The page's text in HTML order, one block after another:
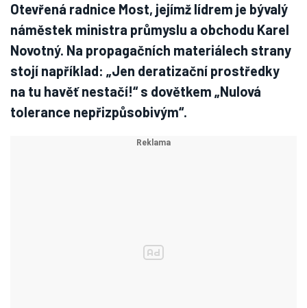
Otevřená radnice Most, jejímž lídrem je bývalý
náměstek ministra průmyslu a obchodu Karel
Novotný. Na propagačních materiálech strany
stojí například: „Jen deratizační prostředky
na tu havěť nestačí!“ s dovětkem „Nulová
tolerance nepřizpůsobivým“.